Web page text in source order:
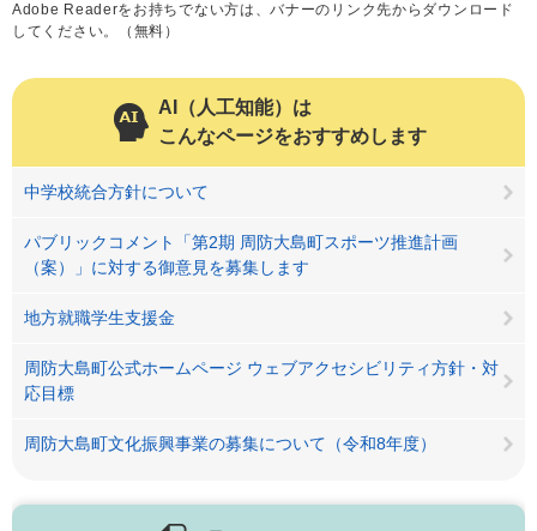
Adobe Readerをお持ちでない方は、バナーのリンク先からダウンロード
してください。（無料）
AI（人工知能）は
こんなページをおすすめします
中学校統合方針について
パブリックコメント「第2期 周防大島町スポーツ推進計画
（案）」に対する御意見を募集します
地方就職学生支援金
周防大島町公式ホームページ ウェブアクセシビリティ方針・対
応目標
周防大島町文化振興事業の募集について（令和8年度）